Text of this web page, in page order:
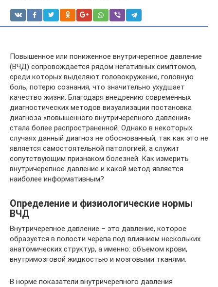
Повышенное или пониженное внутричерепное давление
(ВЧД) сопровождается рядом негативных симптомов,
среди которых выделяют головокружение, головную
боль, потерю сознания, что значительно ухудшает
качество жизни. Благодаря внедрению современных
диагностических методов визуализации постановка
диагноза «повышенного внутричерепного давления»
стала более распространенной. Однако в некоторых
случаях данный диагноз не обоснованный, так как это не
является самостоятельной патологией, а служит
сопутствующим признаком болезней. Как измерить
внутричерепное давление и какой метод является
наиболее информативным?
Определение и физиологические нормы
ВЧД
Внутричерепное давление – это давление, которое
образуется в полости черепа под влиянием нескольких
анатомических структур, а именно: объемом крови,
внутримозговой жидкостью и мозговыми тканями.
В норме показатели внутричерепного давления